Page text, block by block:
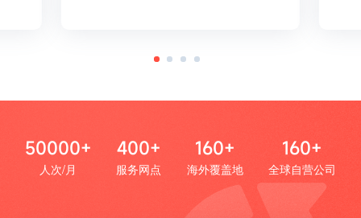
50000+
人次/月
400+
服务网点
160+
海外覆盖地
160+
全球自营公司